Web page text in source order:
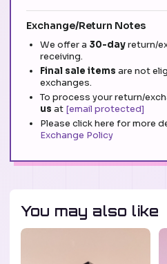
Exchange/Return Notes
We offer a 30-dayreturn/
receiving.
Final sale items are not
exchanges.
To process your return/
us at [email protected]
Please click here for more
Exchange Policy
You may also like